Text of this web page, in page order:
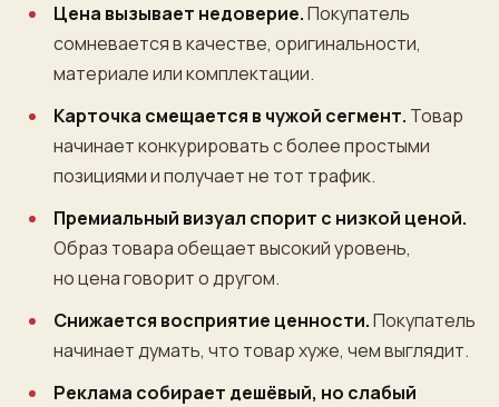
Цена вызывает недоверие.Покупатель
сомневается в качестве, оригинальности,
материале или комплектации.
Карточка смещается в чужой сегмент. Товар
начинает конкурировать с более простыми
позициями и получает не тот трафик.
Премиальный визуал спорит с низкой ценой.
Образ товара обещает высокий уровень,
но цена говорит о другом.
Снижается восприятие ценности.Покупатель
начинает думать, что товар хуже, чем выглядит.
Реклама собирает дешёвый, но слабый